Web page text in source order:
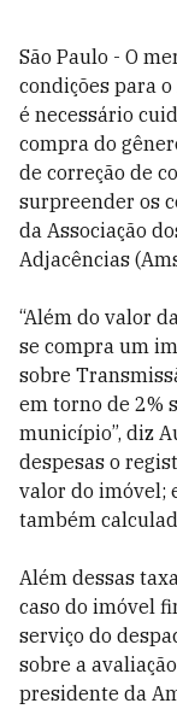
São Paulo - O
condições para
é necessário
compra do
de correção de
surpreender os
da Associação
Adjacências
“Além do valor
se compra um
sobre
em torno de 2%
município”, diz
despesas o
valor do imóvel;
também
Além dessas
caso do imóvel
serviço do
sobre a
presidente da